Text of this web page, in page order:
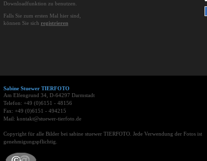
Downloadfunktion zu benutzen.
Falls Sie zum ersten Mal hier sind,
können Sie sich registrieren
Sabine Stuewer TIERFOTO
Am Elfengrund 34, D-64297 Darmstadt
Telefon: +49 (0)6151 - 48156
Fax: +49 (0)6151 - 494215
Mail: kontakt@stuewer-tierfoto.de
Copyright für alle Bilder bei sabine stuewer TIERFOTO. Jede Verwendung der Fotos ist
genehmigungspflichtig.